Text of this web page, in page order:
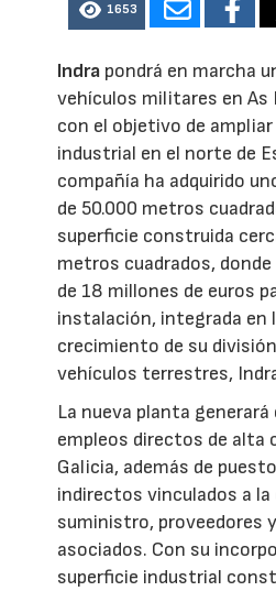
1653
Indra pondrá en marcha
vehículos militares en As
con el objetivo de ampliar
industrial en el norte de
compañía ha adquirido
de 50.000 metros
superficie construida
metros cuadrados,
de 18 millones de euros
instalación, integrada en
crecimiento de su
vehículos terrestres,
La nueva planta
empleos directos de alta
Galicia, además de
indirectos vinculados a la
suministro, proveedores
asociados. Con su
superficie industrial